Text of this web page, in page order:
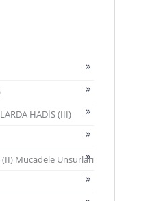
HADİS (III)
Mücadele Unsurları